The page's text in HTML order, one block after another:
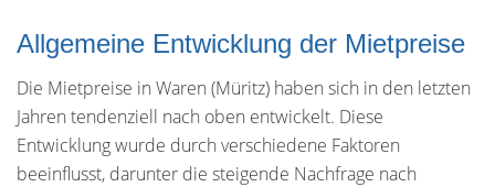
Allgemeine Entwicklung der Mietpreise
Die Mietpreise in Waren (Müritz) haben sich in den letzten
Jahren tendenziell nach oben entwickelt. Diese
Entwicklung wurde durch verschiedene Faktoren
beeinflusst, darunter die steigende Nachfrage nach